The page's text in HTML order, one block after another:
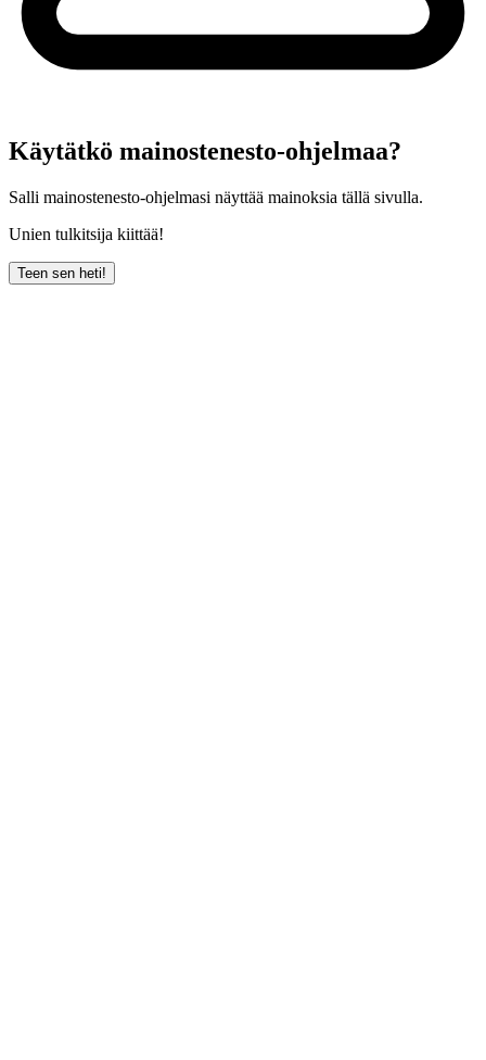
Käytätkö mainostenesto-ohjelmaa?
Salli mainostenesto-ohjelmasi näyttää mainoksia tällä sivulla.
Unien tulkitsija kiittää!
Teen sen heti!